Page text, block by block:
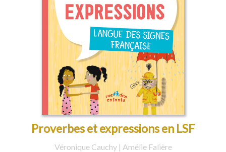
Proverbes et expressions en LSF
Véronique Cauchy | Amélie Falière